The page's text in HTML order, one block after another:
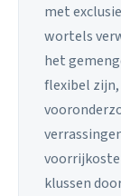
met
wortels
het
flexibel
klussen